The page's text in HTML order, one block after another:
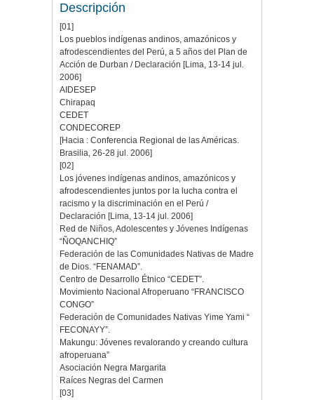
Descripción
[01]
Los pueblos indígenas andinos, amazónicos y
afrodescendientes del Perú, a 5 años del Plan de
Acción de Durban / Declaración [Lima, 13-14 jul.
2006]
AIDESEP
Chirapaq
CEDET
CONDECOREP
[Hacia : Conferencia Regional de las Américas.
Brasilia, 26-28 jul. 2006]
[02]
Los jóvenes indígenas andinos, amazónicos y
afrodescendientes juntos por la lucha contra el
racismo y la discriminación en el Perú /
Declaración [Lima, 13-14 jul. 2006]
Red de Niños, Adolescentes y Jóvenes Indígenas
“ÑOQANCHIQ”
Federación de las Comunidades Nativas de Madre
de Dios. “FENAMAD”.
Centro de Desarrollo Étnico “CEDET”.
Movimiento Nacional Afroperuano “FRANCISCO
CONGO”
Federación de Comunidades Nativas Yime Yami “
FECONAYY”.
Makungu: Jóvenes revalorando y creando cultura
afroperuana”
Asociación Negra Margarita
Raíces Negras del Carmen
[03]